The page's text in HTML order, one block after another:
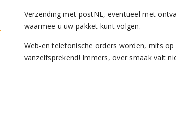
Verzending met postNL, eventueel met
waarmee u uw pakket kunt volgen.
Web-en telefonische orders worden, mits
vanzelfsprekend! Immers, over smaak valt